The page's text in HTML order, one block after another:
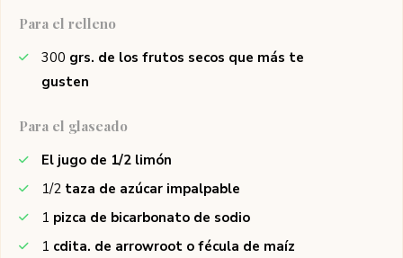
Para el relleno
300 grs. de los frutos secos que más te
gusten
Para el glaseado
El jugo de 1/2 limón
1/2 taza de azúcar impalpable
1 pizca de bicarbonato de sodio
1 cdita. de arrowroot o fécula de maíz